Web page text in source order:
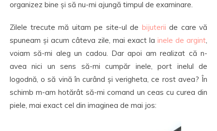
organizez bine și să nu-mi ajungă timpul de examinare.
Zilele trecute mă uitam pe site-ul de bijuterii de care vă
spuneam și acum câteva zile, mai exact la inele de argint,
voiam să-mi aleg un cadou. Dar apoi am realizat că n-
avea nici un sens să-mi cumpăr inele, port inelul de
logodnă, o să vină în curând și verigheta, ce rost avea? În
schimb m-am hotărât să-mi comand un ceas cu curea din
piele, mai exact cel din imaginea de mai jos: